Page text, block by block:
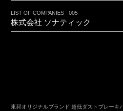
LIST OF COMPANIES - 005
株式会社 ソナティック
東邦オリジナルブランド 超低ダストブレーキ